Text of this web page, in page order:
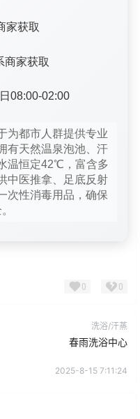
家获取
商家获取
08:00-02:00
为都市人群提供专业
有天然温泉泡池、汗
温恒定42℃，富含多
中医推拿、足底反射
次性消毒用品，确保
0 0
洗浴/汗蒸
春雨洗浴中心
2025-8-15 7:11:24